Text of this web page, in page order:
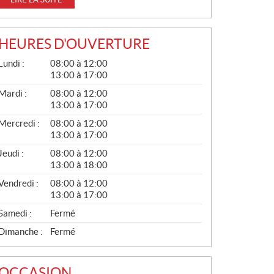
HEURES D'OUVERTURE
Lundi :
08:00 à 12:00
13:00 à 17:00
Mardi :
08:00 à 12:00
13:00 à 17:00
Mercredi :
08:00 à 12:00
13:00 à 17:00
:
08:00 à 12:00
13:00 à 18:00
:
08:00 à 12:00
13:00 à 17:00
:
Fermé
Dimanche :
Fermé